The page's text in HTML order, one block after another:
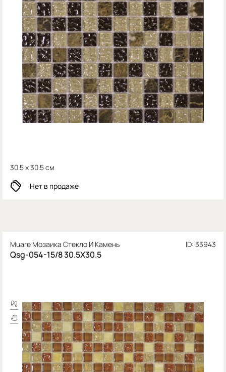
30.5 x 30.5 см
Нет в продаже
Muare Мозаика Стекло И Камень ID: 33943
Qsg-054-15/8 30.5X30.5